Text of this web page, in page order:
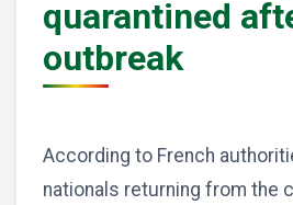
quarantined
outbreak
According to French
nationals returning from the